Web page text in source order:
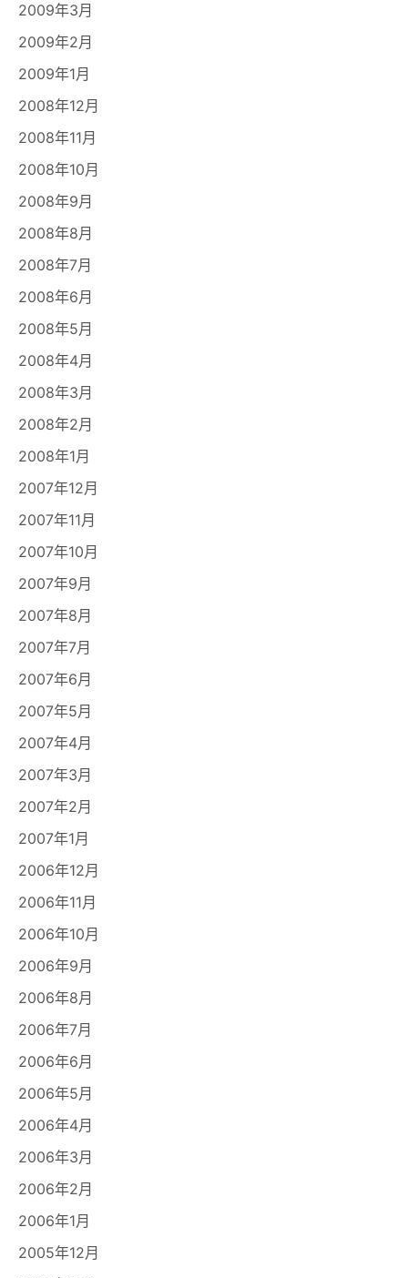
2009年3月
2009年2月
2009年1月
2008年12月
2008年11月
2008年10月
2008年9月
2008年8月
2008年7月
2008年6月
2008年5月
2008年4月
2008年3月
2008年2月
2008年1月
2007年12月
2007年11月
2007年10月
2007年9月
2007年8月
2007年7月
2007年6月
2007年5月
2007年4月
2007年3月
2007年2月
2007年1月
2006年12月
2006年11月
2006年10月
2006年9月
2006年8月
2006年7月
2006年6月
2006年5月
2006年4月
2006年3月
2006年2月
2006年1月
2005年12月